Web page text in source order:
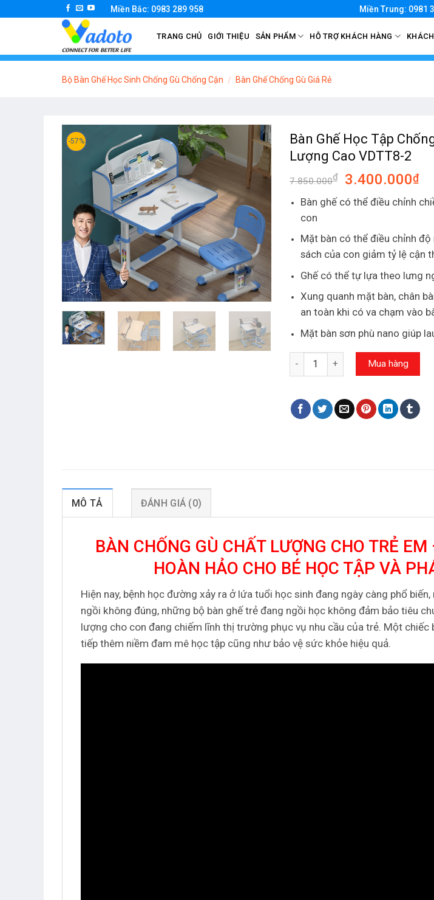
Miền Bắc: 0983 289 958 Miền Trung: 0981
TRANG CHỦ GIỚI THIỆU SẢN PHẨM HỖ TRỢ KHÁCH HÀNG
Bộ Bàn Ghế Học Sinh Chống Gù Chống Cận / Bàn Ghế Chống Gù Giá Rẻ
-57%
Bàn Ghế Học Tập
Lượng Cao VDTT8-2
7.850.000₫ 3.400.000₫
Bàn ghế có thể điều chỉnh
con
Mặt bàn có thể điều chỉnh
sách của con giảm tỷ lệ cận
Ghế có thể tự lựa theo lưng
Xung quanh mặt bàn, chân
an toàn khi có va chạm vào
Mặt bàn sơn phù nano giúp
Số lượng Mua hàng
MÔ TẢ ĐÁNH GIÁ (0)
BÀN CHỐNG GÙ CHẤT LƯỢNG CHO TRẺ
HOÀN HẢO CHO BÉ HỌC TẬP VÀ
Hiện nay, bệnh học đường xảy ra ở lứa tuổi học sinh đang ngày càng phổ
ngồi không đúng, những bộ bàn ghế trẻ đang ngồi học không đảm bảo tiêu
lượng cho con đang chiếm lĩnh thị trường phục vụ nhu cầu của trẻ. Một chiếc
tiếp thêm niềm đam mê học tập cũng như bảo vệ sức khỏe hiệu quả.